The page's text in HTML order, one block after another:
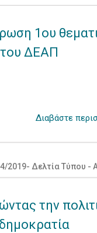
1ου
ΔΕΑΠ
Διαβάστε
2019- Δελτία Τύπου -
την